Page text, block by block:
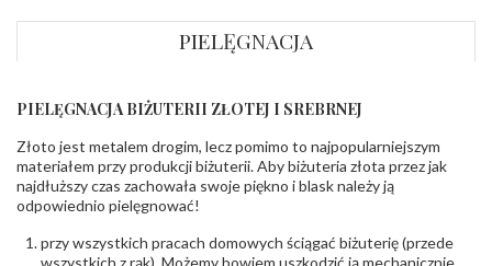
INNE PARAMETRY
Producent
odpowiedzialny:
WĘC-Twój Jubiler S.C. Artur Węc, Małgorzata
Suchan, ul. Kurczaba 3, 30-868 Kraków; NIP:
679-25-92-107; sklep@wec.com.pl
Bezpieczeństwo
ostrzeżenia:
Nie nadaje się dla dzieci w wieku poniżej 3 lat
zawierają nikiel
PIELĘGNACJA
PIELĘGNACJA BIŻUTERII ZŁOTEJ I SREBRNEJ
Złoto jest metalem drogim, lecz pomimo to najpopularniejszym
materiałem przy produkcji biżuterii. Aby biżuteria złota przez jak
najdłuższy czas zachowała swoje piękno i blask należy ją
odpowiednio pielęgnować!
przy wszystkich pracach domowych ściągać biżuterię (przede